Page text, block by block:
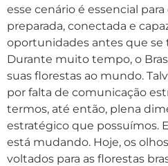
esse cenário é essencial
preparada, conectada e
oportunidades antes que se
Durante muito tempo, o
suas florestas ao mundo.
por falta de comunicação
termos, até então, plena
estratégico que possuímos.
está mudando. Hoje, os
voltados para as florestas